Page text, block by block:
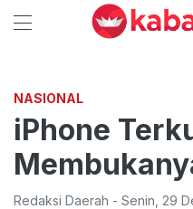
NASIONAL
iPhone
Redaksi Daerah - Senin 29